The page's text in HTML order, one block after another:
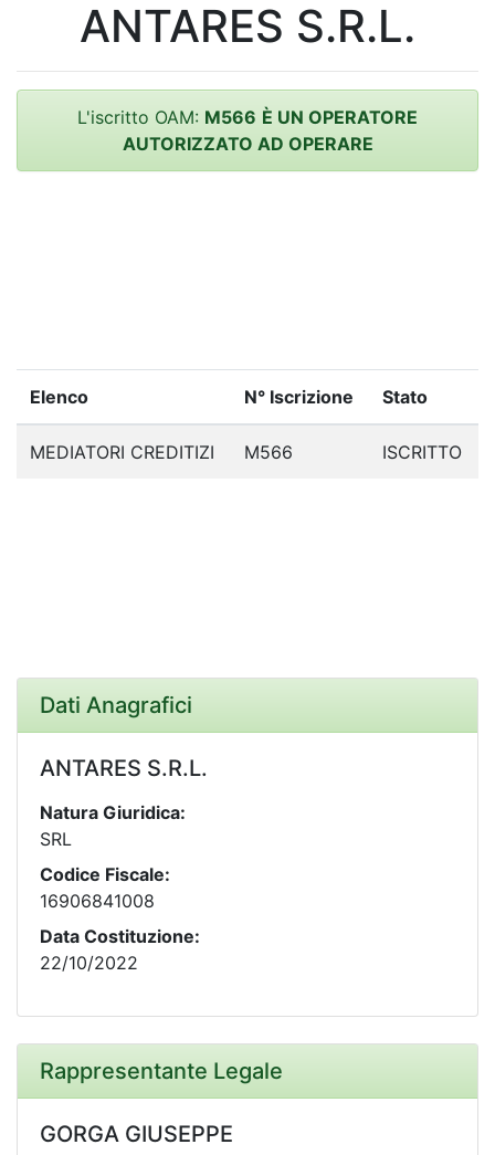
ANTARES S.R.L.
L'iscritto OAM: M566 È UN OPERATORE
AUTORIZZATO AD OPERARE
Elenco N° Iscrizione Stato
MEDIATORI CREDITIZI M566 ISCRITTO
Dati Anagrafici
ANTARES S.R.L.
Natura Giuridica:
SRL
Codice Fiscale:
16906841008
Data Costituzione:
22/10/2022
Rappresentante Legale
GORGA GIUSEPPE